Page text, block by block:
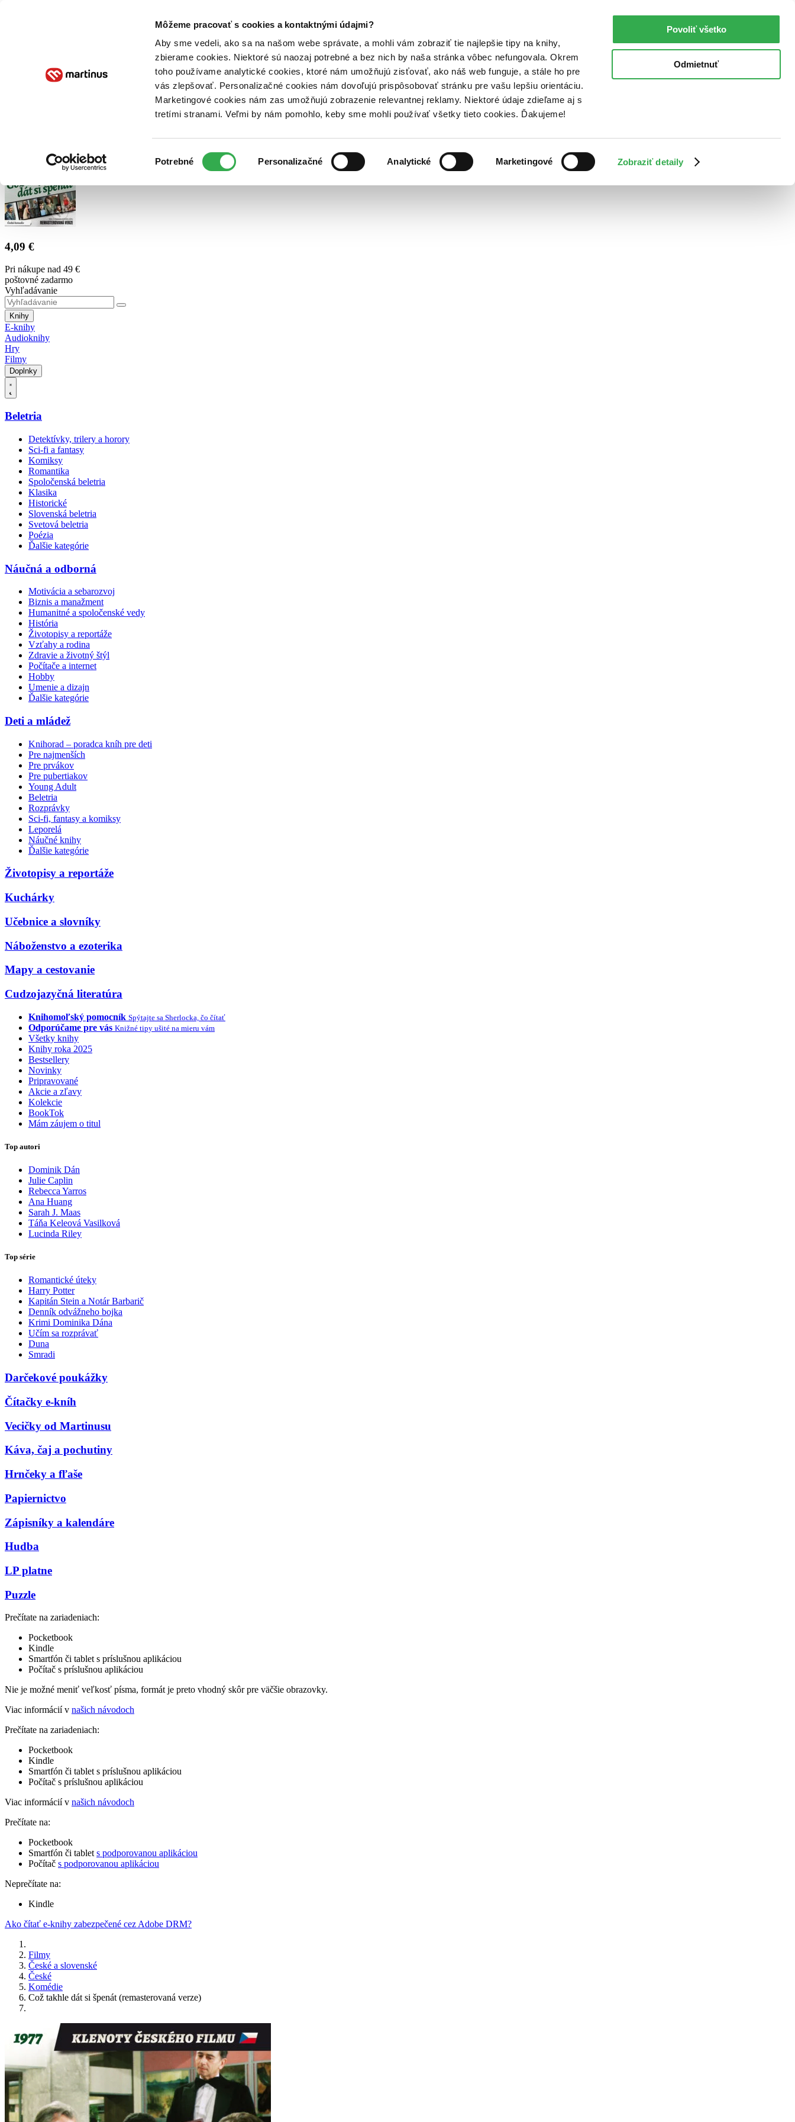
Môžeme pracovať s cookies a kontaktnými údajmi?
Aby sme vedeli, ako sa na našom webe správate, a mohli vám zobraziť tie najlepšie tipy na knihy,
zbierame cookies. Niektoré sú naozaj potrebné a bez nich by naša stránka vôbec nefungovala. Okrem
toho používame analytické cookies, ktoré nám umožňujú zisťovať, ako náš web funguje, a stále ho pre
vás zlepšovať. Personalizačné cookies nám dovoľujú prispôsobovať stránku pre vašu lepšiu orientáciu.
Marketingové cookies nám zas umožňujú zobrazenie relevantnej reklamy. Niektoré údaje zdieľame aj s
tretími stranami. Veľmi by nám pomohlo, keby sme mohli používať všetky tieto cookies. Ďakujeme!
súhlasu
Potrebné Personalizačné Analytické Marketingové Zobraziť detaily
Povoliť všetko
Odmietnuť
Poukážky Kontakt
4,09 €
Pri nákupe nad 49 €
poštovné zadarmo
Vyhľadávanie
Knihy
E-knihy
Audioknihy
Hry
Filmy
Doplnky
Beletria
Detektívky, trilery a horory
Sci-fi a fantasy
Komiksy
Romantika
Spoločenská beletria
Klasika
Historické
Slovenská beletria
Svetová beletria
Poézia
Ďalšie kategórie
Náučná a odborná
Motivácia a sebarozvoj
Biznis a manažment
Humanitné a spoločenské vedy
História
Životopisy a reportáže
Vzťahy a rodina
Zdravie a životný štýl
Počítače a internet
Hobby
Umenie a dizajn
Ďalšie kategórie
Deti a mládež
Knihorad – poradca kníh pre deti
Pre najmenších
Pre prvákov
Pre pubertiakov
Young Adult
Beletria
Rozprávky
Sci-fi, fantasy a komiksy
Leporelá
Náučné knihy
Ďalšie kategórie
Životopisy a reportáže
Kuchárky
Učebnice a slovníky
Náboženstvo a ezoterika
Mapy a cestovanie
Cudzojazyčná literatúra
Knihomoľský pomocník Spýtajte sa Sherlocka, čo čítať
Odporúčame pre vás Knižné tipy ušité na mieru vám
Všetky knihy
Knihy roka 2025
Bestsellery
Novinky
Pripravované
Akcie a zľavy
Kolekcie
BookTok
Mám záujem o titul
Top autori
Dominik Dán
Julie Caplin
Rebecca Yarros
Ana Huang
Sarah J. Maas
Táňa Keleová Vasilková
Lucinda Riley
Top série
Romantické úteky
Harry Potter
Kapitán Stein a Notár Barbarič
Denník odvážneho bojka
Krimi Dominika Dána
Učím sa rozprávať
Duna
Smradi
Darčekové poukážky
Čítačky e-kníh
Vecičky od Martinusu
Káva, čaj a pochutiny
Hrnčeky a fľaše
Papiernictvo
Zápisníky a kalendáre
Hudba
LP platne
Puzzle
Prečítate na zariadeniach:
Pocketbook
Kindle
Smartfón či tablet s príslušnou aplikáciou
Počítač s príslušnou aplikáciou
Nie je možné meniť veľkosť písma, formát je preto vhodný skôr pre väčšie obrazovky.
Viac informácií v našich návodoch
Prečítate na zariadeniach:
Pocketbook
Kindle
Smartfón či tablet s príslušnou aplikáciou
Počítač s príslušnou aplikáciou
Viac informácií v našich návodoch
Prečítate na:
Pocketbook
Smartfón či tablet s podporovanou aplikáciou
Počítač s podporovanou aplikáciou
Neprečítate na:
Kindle
Ako čítať e-knihy zabezpečené cez Adobe DRM?
Filmy
České a slovenské
České
Komédie
Což takhle dát si špenát (remasterovaná verze)